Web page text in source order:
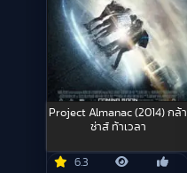
Project Almanac (2014) กล้า
ซ่าส์ ท้าเวลา
6.3